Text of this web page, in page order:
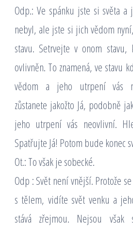
Odp.: Ve spánku jste si světa
nebyl, ale jste si jich vědom
stavu. Setrvejte v onom
ovlivněn. To znamená, ve stavu
vědom a jeho utrpení vás
zůstanete jakožto Já, podobně
jeho utrpení vás neovlivní.
Spatřujte Já! Potom bude konec
Ot.: To však je sobecké.
Odp : Svět není vnější. Protože
s tělem, vidíte svět venku a
stává zřejmou. Nejsou však